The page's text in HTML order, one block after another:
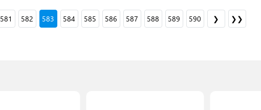
581 582 583 584 585 586 587 588 589 590 ❯ ❯❯